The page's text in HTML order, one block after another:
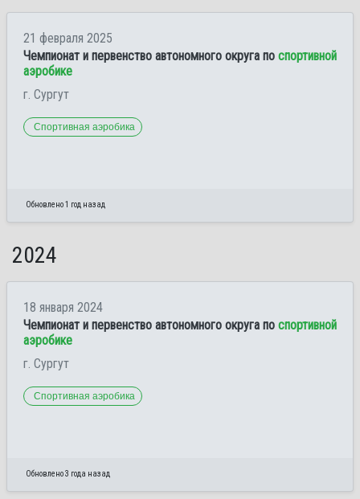
21 февраля 2025
Чемпионат и первенство автономного округа по спортивной
аэробике
г. Сургут
Спортивная аэробика
Обновлено 1 год назад
2024
18 января 2024
Чемпионат и первенство автономного округа по спортивной
аэробике
г. Сургут
Спортивная аэробика
Обновлено 3 года назад